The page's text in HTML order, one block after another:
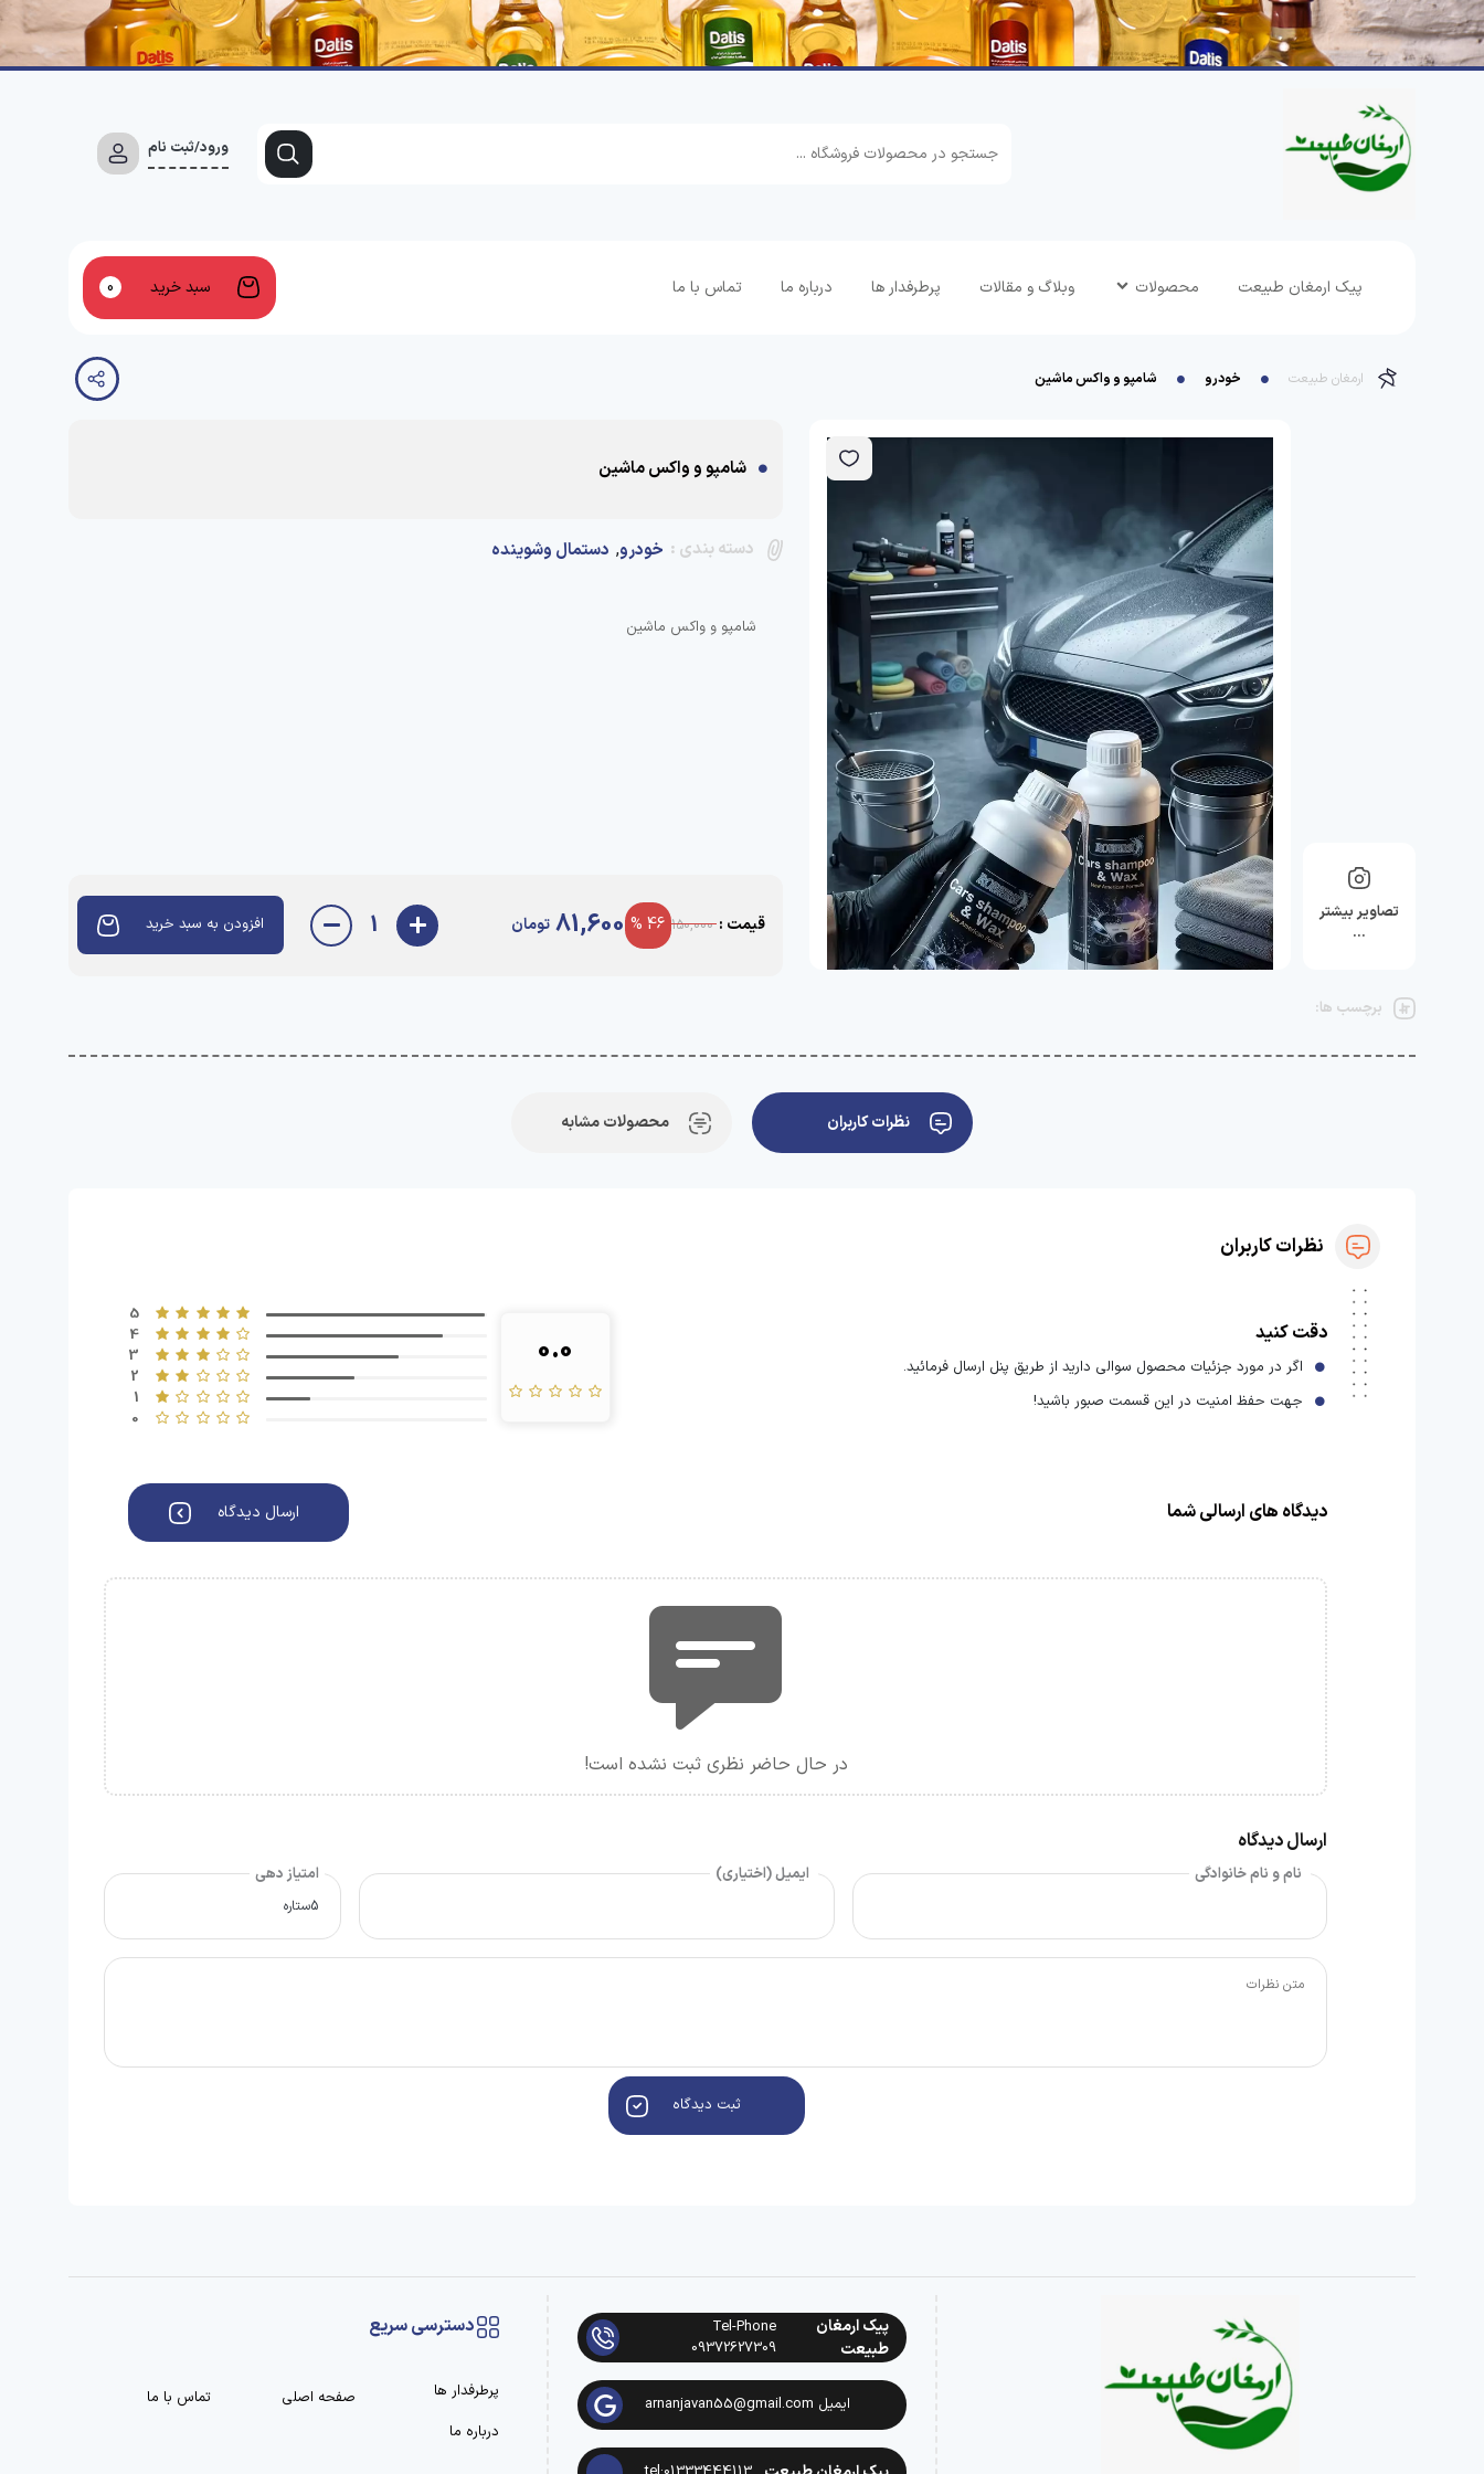
ورود/ثبت نام
پیک ارمغان طبیعت محصولات وبلاگ و مقالات پرطرفدار ها درباره ما تماس با ما سبد خرید 0
ارمغان طبیعت خودرو شامپو و واکس ماشین
تصاویر بیشتر
…
شامپو و واکس ماشین
دسته بندی : خودرو, دستمال وشوینده
شامپو و واکس ماشین
قیمت : 150,000
46 %
81,600 تومان 1 افزودن به سبد خرید
برچسب ها:
نظرات کاربران محصولات مشابه
نظرات کاربران
دقت کنید
اگر در مورد جزئیات محصول سوالی دارید از طریق پنل ارسال فرمائید.
جهت حفظ امنیت در این قسمت صبور باشید!
0.0
5
4
3
2
1
0
دیدگاه های ارسالی شما ارسال دیدگاه
در حال حاضر نظری ثبت نشده است!
ارسال دیدگاه
نام و نام خانوادگی ایمیل (اختیاری) امتیاز دهی
ثبت دیدگاه
پیک ارمغان
طبیعت
Tel-Phone
09372627309
ایمیل arnanjavan55@gmail.com
دسترسی سریع
پرطرفدار ها صفحه اصلی
تماس با ما
درباره ما